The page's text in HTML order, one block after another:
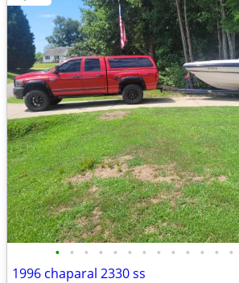
• • • • • • • • • • • • •
1996 chaparal 2330 ss